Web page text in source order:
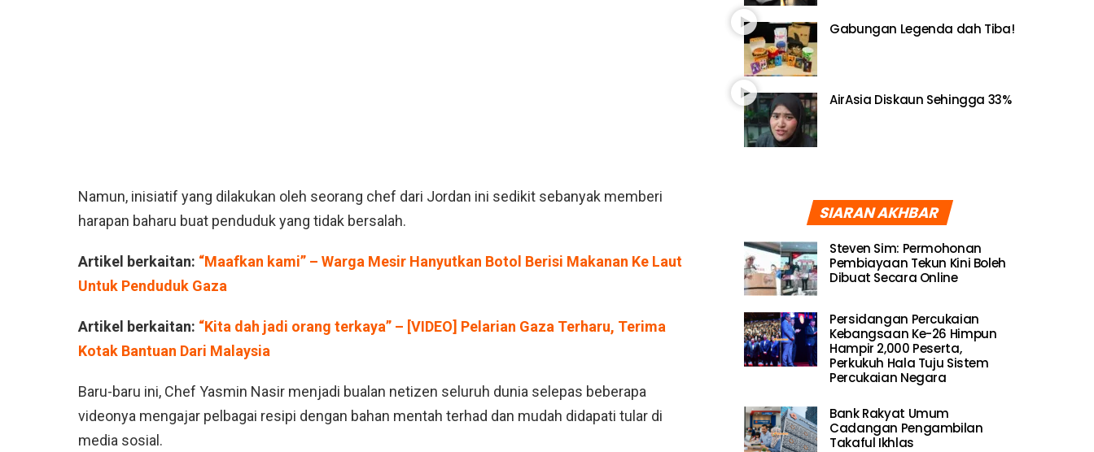
Namun, inisiatif yang dilakukan oleh seorang chef dari Jordan ini sedikit sebanyak memberi
harapan baharu buat penduduk yang tidak bersalah.
Artikel berkaitan: “Maafkan kami” – Warga Mesir Hanyutkan Botol Berisi Makanan Ke Laut
Untuk Penduduk Gaza
Artikel berkaitan: “Kita dah jadi orang terkaya” – [VIDEO] Pelarian Gaza Terharu, Terima
Kotak Bantuan Dari Malaysia
Baru-baru ini, Chef Yasmin Nasir menjadi bualan netizen seluruh dunia selepas beberapa
videonya mengajar pelbagai resipi dengan bahan mentah terhad dan mudah didapati tular di
media sosial.
Gabungan Legenda dah Tiba!
AirAsia Diskaun Sehingga 33%
SIARAN AKHBAR
Steven Sim: Permohonan
Pembiayaan Tekun Kini Boleh
Dibuat Secara Online
Persidangan Percukaian
Kebangsaan Ke-26 Himpun
Hampir 2,000 Peserta,
Perkukuh Hala Tuju Sistem
Percukaian Negara
Bank Rakyat Umum
Cadangan Pengambilan
Takaful Ikhlas